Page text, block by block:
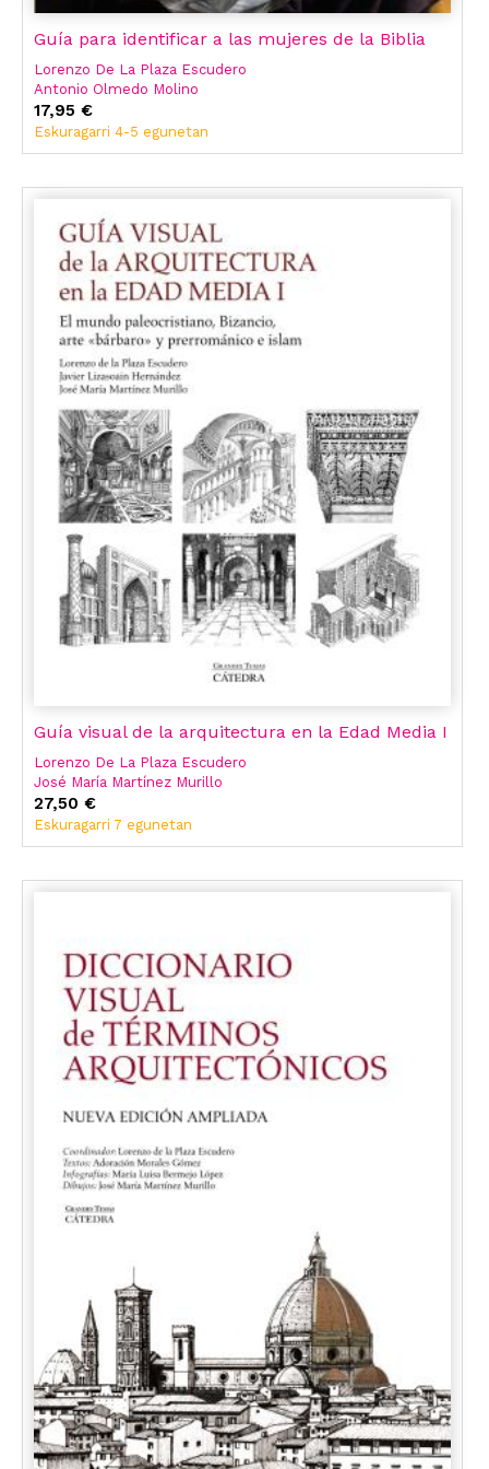
Guía para identificar a las mujeres de la Biblia
Lorenzo De La Plaza Escudero
Antonio Olmedo Molino
Adoración Morales Gómez
José María Martínez Murillo
17,95 €
Eskuragarri 4-5 egunetan
Guía visual de la arquitectura en la Edad Media I
Lorenzo De La Plaza Escudero
José María Martínez Murillo
Javier Lizasoain Hernández
27,50 €
Eskuragarri 7 egunetan